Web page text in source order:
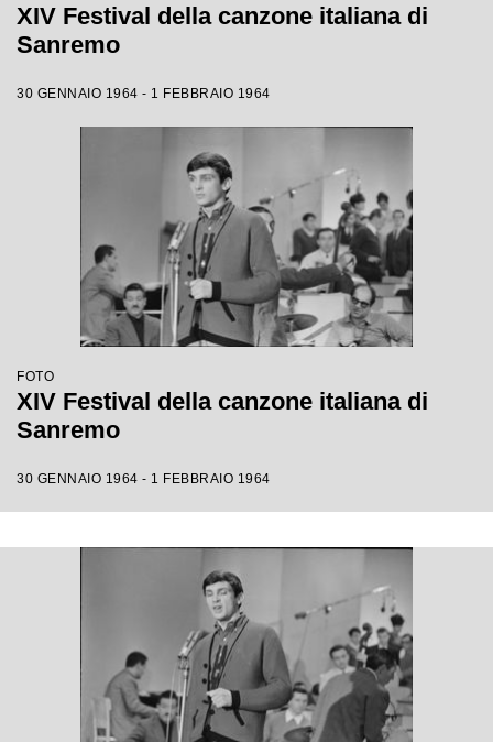
XIV Festival della canzone italiana di
Sanremo
30 GENNAIO 1964 - 1 FEBBRAIO 1964
FOTO
XIV Festival della canzone italiana di
Sanremo
30 GENNAIO 1964 - 1 FEBBRAIO 1964